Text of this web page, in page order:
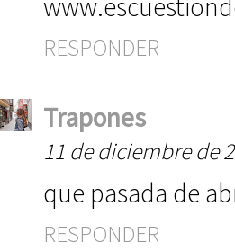
RESPONDER
Trapones
11 de diciembre de
que pasada de
RESPONDER